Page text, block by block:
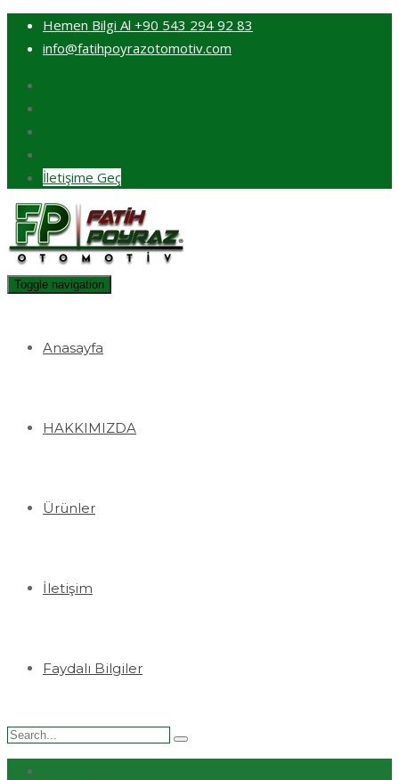
Hemen Bilgi Al +90 543 294 92 83
info@fatihpoyrazotomotiv.com
İletişime Geç
Toggle navigation
Anasayfa
HAKKIMIZDA
Ürünler
İletişim
Faydalı Bilgiler
Search
for: